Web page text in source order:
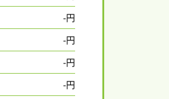
-円
-円
-円
-円